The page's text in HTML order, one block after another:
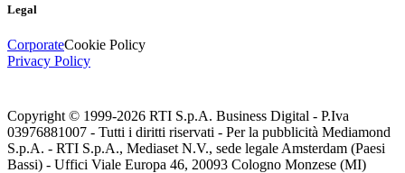
Legal
CorporateCookie Policy
Privacy Policy
Copyright © 1999-2026 RTI S.p.A. Business Digital - P.Iva
03976881007 - Tutti i diritti riservati - Per la pubblicità Mediamond
S.p.A. - RTI S.p.A., Mediaset N.V., sede legale Amsterdam (Paesi
Bassi) - Uffici Viale Europa 46, 20093 Cologno Monzese (MI)